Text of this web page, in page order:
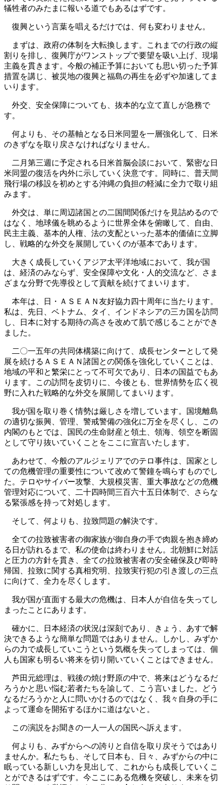
犠牲者のみたまに報いる道でもあるはずです。
復興という言葉を唱えるだけでは、何も変わりません。
まずは、政府の体制を大転換します。これまでの行政の縦
割りを排し、復興庁がワンストップで要望を吸い上げ、現場
主義を貫きます。今般の補正予算においても思い切った予算
措置を講じ、被災地の復興と福島の再生を必ずや加速してま
いります。
外交、安全保障についても、抜本的な立て直しが急務で
す。
何よりも、その基軸となる日米同盟を一層強化して、日米
のきずなを取り戻さなければなりません。
二月第三週に予定される日米首脳会談において、緊密な日
米同盟の復活を内外に示していく決意です。同時に、普天間
飛行場の移設を初めとする沖縄の負担の軽減に全力で取り組
みます。
外交は、単に周辺諸国との二国間関係だけを見詰めるので
はなく、地球儀を眺めるように世界全体を俯瞰して、自由、
民主主義、基本的人権、法の支配といった基本的価値に立脚
し、戦略的な外交を展開していくのが基本であります。
大きく成長していくアジア太平洋地域において、我が国
は、経済のみならず、安全保障や文化・人的交流など、さま
ざまな分野で先導役として貢献を続けてまいります。
本年は、日・ＡＳＥＡＮ友好協力四十周年に当たります。
私は、先日、ベトナム、タイ、インドネシアの三カ国を訪問
し、日本に対する期待の高さを改めて肌で感じることができ
ました。
二〇一五年の共同体構築に向けて、成長センターとして発
展を続けるＡＳＥＡＮ諸国との関係を強化していくことは、
地域の平和と繁栄にとって不可欠であり、日本の国益でもあ
ります。この訪問を皮切りに、今後とも、世界情勢を広く視
野に入れた戦略的な外交を展開してまいります。
我が国を取り巻く情勢は厳しさを増しています。国境離島
の適切な振興、管理、警戒警備の強化に万全を尽くし、この
内閣のもとでは、国民の生命財産と領土、領海、領空を断固
として守り抜いていくことをここに宣言いたします。
あわせて、今般のアルジェリアでのテロ事件は、国家とし
ての危機管理の重要性について改めて警鐘を鳴らすものでし
た。テロやサイバー攻撃、大規模災害、重大事故などの危機
管理対応について、二十四時間三百六十五日体制で、さらな
る緊張感を持って対処します。
そして、何よりも、拉致問題の解決です。
全ての拉致被害者の御家族が御自身の手で肉親を抱き締め
る日が訪れるまで、私の使命は終わりません。北朝鮮に対話
と圧力の方針を貫き、全ての拉致被害者の安全確保及び即時
帰国、拉致に関する真相究明、拉致実行犯の引き渡しの三点
に向けて、全力を尽くします。
我が国が直面する最大の危機は、日本人が自信を失ってし
まったことにあります。
確かに、日本経済の状況は深刻であり、きょう、あすで解
決できるような簡単な問題ではありません。しかし、みずか
らの力で成長していこうという気概を失ってしまっては、個
人も国家も明るい将来を切り開いていくことはできません。
芦田元総理は、戦後の焼け野原の中で、将来はどうなるだ
ろうかと思い悩む若者たちを諭して、こう言いました。どう
なるだろうかと人に問いかけるのではなく、我々自身の手に
よって運命を開拓するほかに道はないと。
この演説をお聞きの一人一人の国民へ訴えます。
何よりも、みずからへの誇りと自信を取り戻そうではあり
ませんか。私たちも、そして日本も、日々、みずからの中に
眠っている新しい力を見出して、これからも成長していくこ
とができるはずです。今ここにある危機を突破し、未来を切